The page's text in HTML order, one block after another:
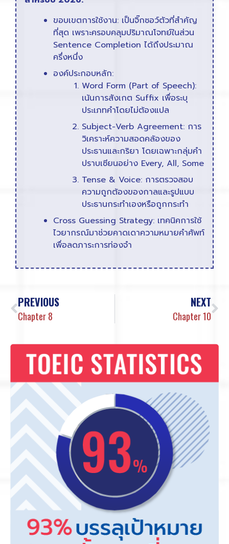
ขอบเขตการใช้งาน: เป็นจิ๊กซอว์ตัวที่สำคัญ
ที่สุด เพราะครอบคลุมปริมาณโจทย์ในส่วน
Sentence Completion ได้ถึงประมาณ
ครึ่งหนึ่ง
องค์ประกอบหลัก:
Word Form (Part of Speech):
เน้นการสังเกต Suffix เพื่อระบุ
ประเภทคำโดยไม่ต้องแปล
Subject-Verb Agreement: การ
วิเคราะห์ความสอดคล้องของ
ประธานและกริยา โดยเฉพาะกลุ่มคำ
ปราบเซียนอย่าง Every, All, Some
Tense & Voice: การตรวจสอบ
ความถูกต้องของกาลและรูปแบบ
ประธานกระทำเองหรือถูกกระทำ
Cross Guessing Strategy: เทคนิคการใช้
ไวยากรณ์มาช่วยคาดเดาความหมายคำศัพท์
เพื่อลดภาระการท่องจำ
PREVIOUS
Chapter 8
NEXT
Chapter 10